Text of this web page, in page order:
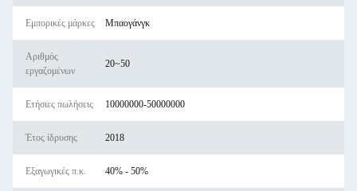
Εμπορικές μάρκες Μπαογάνγκ
Αριθμός
εργαζομένων
20~50
Ετήσιες πωλήσεις 10000000-50000000
Έτος ίδρυσης 2018
Εξαγωγικές π.κ. 40% - 50%